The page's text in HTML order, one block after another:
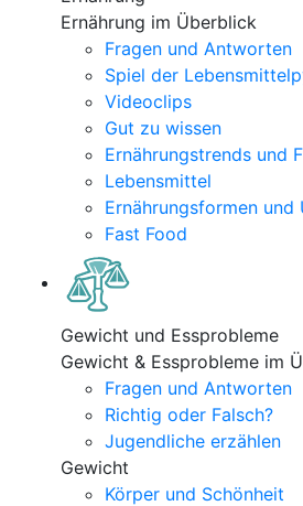
Ernährung im Überblick
Fragen und Antworten
Spiel der
Videoclips
Gut zu wissen
Ernährungstrends und
Lebensmittel
Ernährungsformen
Fast Food
Gewicht und Essprobleme
Gewicht & Essprobleme im
Fragen und Antworten
Richtig oder Falsch?
Jugendliche erzählen
Gewicht
Körper und Schönheit